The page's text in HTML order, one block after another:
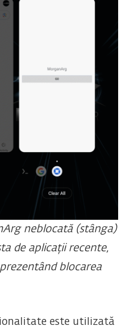
neblocată (stânga)
de aplicații recente,
blocarea
este utilizată